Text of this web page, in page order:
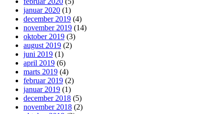
januar 2020 (1)
december 2019 (4)
november 2019 (14)
oktober 2019 (3)
august 2019 (2)
juni 2019 (1)
april 2019 (6)
marts 2019 (4)
februar 2019 (2)
januar 2019 (1)
december 2018 (5)
november 2018 (2)